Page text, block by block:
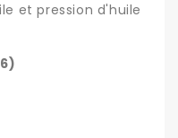
et pression d'huile